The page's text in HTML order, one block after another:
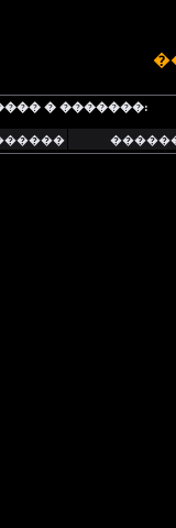
� �������: